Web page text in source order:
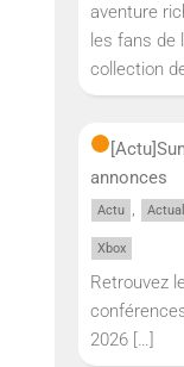
aventure
les fans de
collection
[Actu]
annonces
Actu ,
Xbox
Retrouvez
2026 […]